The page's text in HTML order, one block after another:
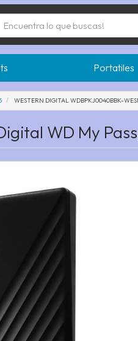
Portatiles
WESTERN DIGITAL WDBPKJ0040BBK-
WD My